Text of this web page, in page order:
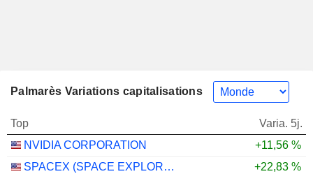
Palmarès Variations capitalisations
Top
Varia. 5j.
NVIDIA CORPORATION
+11,56 %
SPACEX (SPACE EXPLORATION TECHNOLOGIES)
+22,83 %